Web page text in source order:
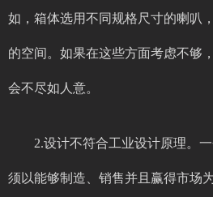
如，箱体选用不同规格尺寸的喇叭
的空间。如果在这些方面考虑不够
会不尽如人意。
2.设计不符合工业设计原理。一
须以能够制造、销售并且赢得市场